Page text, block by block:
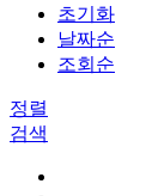
초기화
날짜순
조회순
정렬
검색